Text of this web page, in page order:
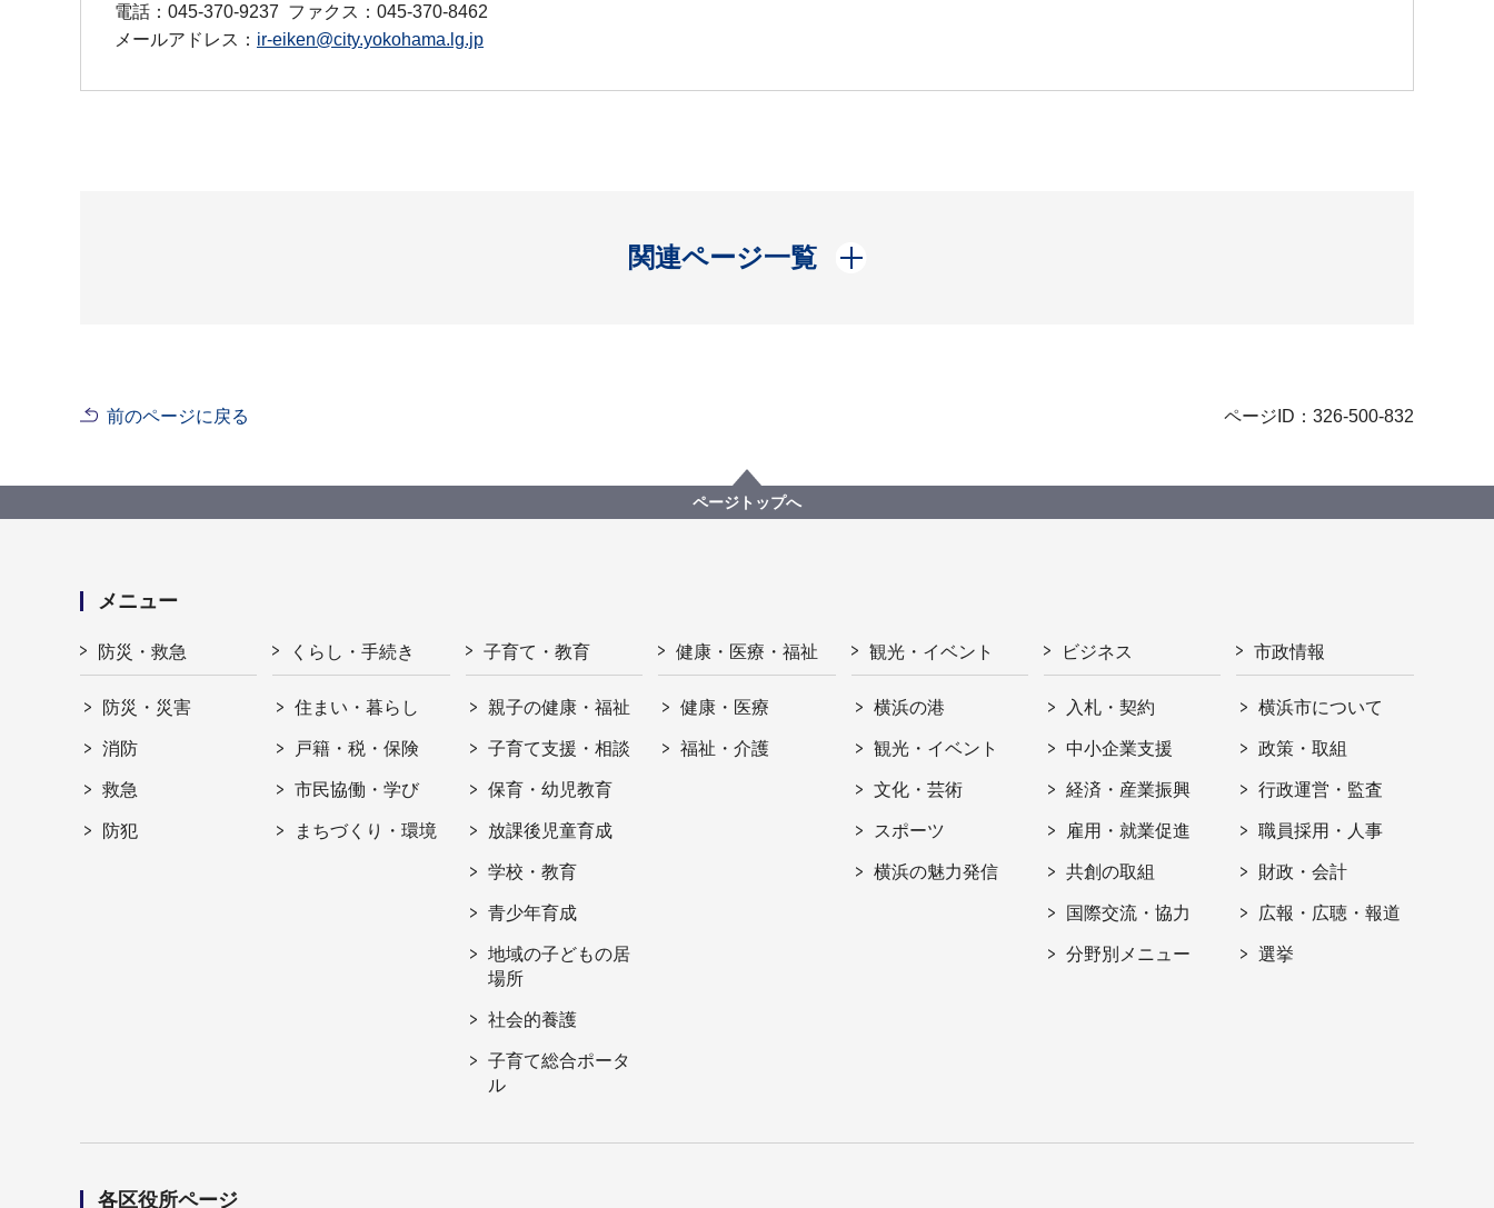
電話：045-370-9237 ファクス：045-370-8462
メールアドレス： ir-eiken@city.yokohama.lg.jp
関連ページ一覧
開く
前のページに戻る ページID：326-500-832
ページトップへ
メニュー
防災・救急
防災・災害
消防
救急
防犯
くらし・手続き
住まい・暮らし
戸籍・税・保険
市民協働・学び
まちづくり・環境
子育て・教育
親子の健康・福祉
子育て支援・相談
保育・幼児教育
放課後児童育成
学校・教育
青少年育成
地域の子どもの居
場所
社会的養護
子育て総合ポータ
ル
健康・医療・福祉
健康・医療
福祉・介護
観光・イベント
横浜の港
観光・イベント
文化・芸術
スポーツ
横浜の魅力発信
ビジネス
入札・契約
中小企業支援
経済・産業振興
雇用・就業促進
共創の取組
国際交流・協力
分野別メニュー
市政情報
横浜市について
政策・取組
行政運営・監査
職員採用・人事
財政・会計
広報・広聴・報道
選挙
各区役所ページ